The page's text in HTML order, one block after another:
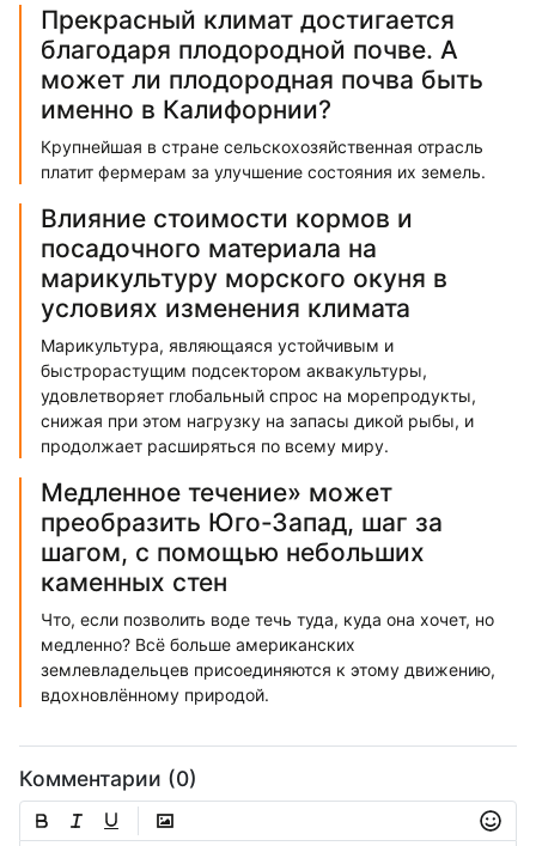
Прекрасный климат достигается
благодаря плодородной почве. А
может ли плодородная почва быть
именно в Калифорнии?
Крупнейшая в стране сельскохозяйственная отрасль
платит фермерам за улучшение состояния их земель.
Влияние стоимости кормов и
посадочного материала на
марикультуру морского окуня в
условиях изменения климата
Марикультура, являющаяся устойчивым и
быстрорастущим подсектором аквакультуры,
удовлетворяет глобальный спрос на морепродукты,
снижая при этом нагрузку на запасы дикой рыбы, и
продолжает расширяться по всему миру.
Медленное течение» может
преобразить Юго-Запад, шаг за
шагом, с помощью небольших
каменных стен
Что, если позволить воде течь туда, куда она хочет, но
медленно? Всё больше американских
землевладельцев присоединяются к этому движению,
вдохновлённому природой.
Комментарии (0)